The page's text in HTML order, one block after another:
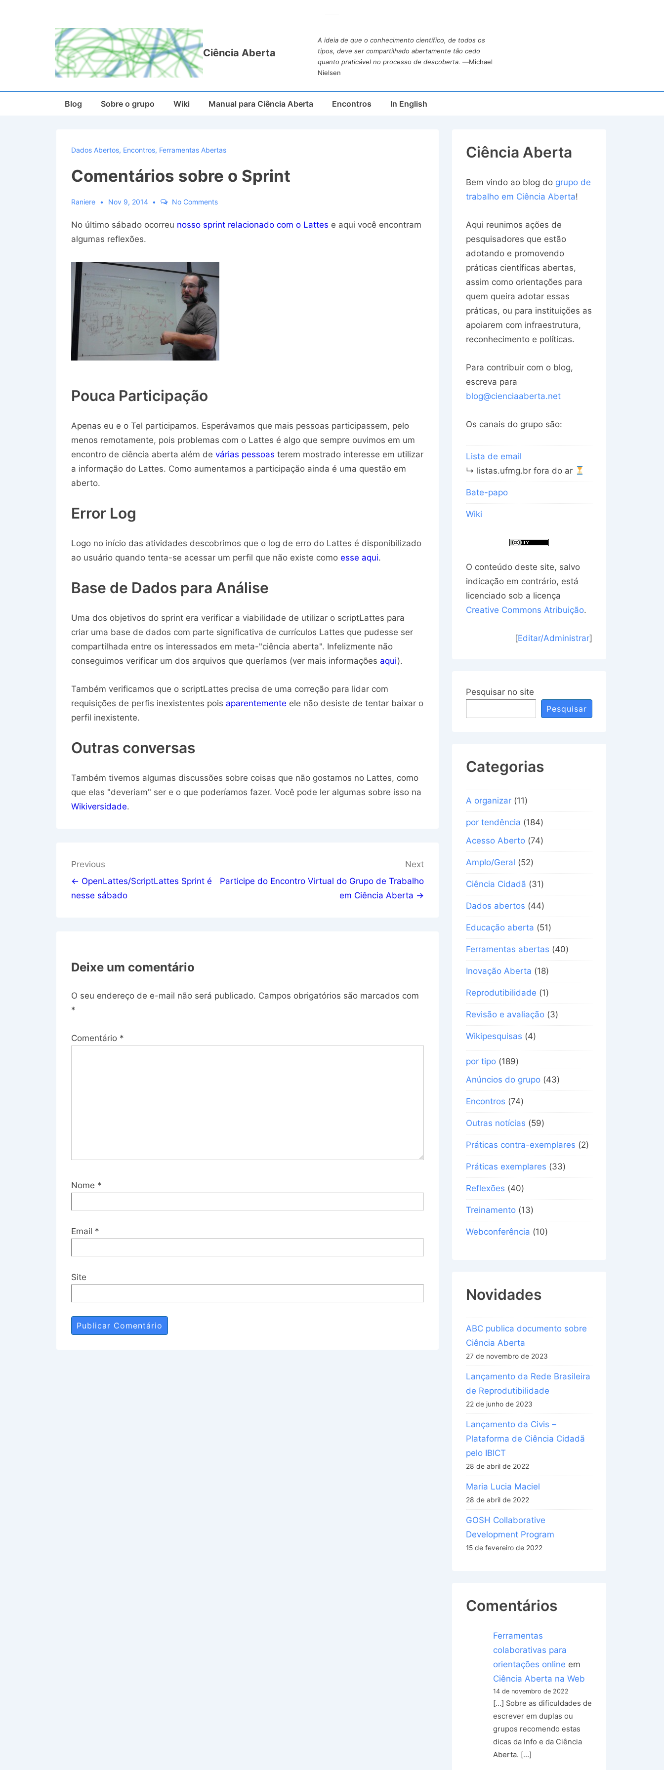
A ideia de que o conhecimento científico, de todos os
tipos, deve ser compartilhado abertamente tão cedo
quanto praticável no processo de descoberta. —Michael
Nielsen
Ciência Aberta
MainBlog Sobre o grupo Wiki Manual para Ciência Aberta Encontros In English
Dados Abertos, Encontros, Ferramentas Abertas
Comentários sobre o Sprint
Raniere Nov 9, 2014 No Comments
No último sábado ocorreu nosso sprint relacionado com o Lattes e aqui você encontram
algumas reflexões.
Pouca Participação
Apenas eu e o Tel participamos. Esperávamos que mais pessoas participassem, pelo
menos remotamente, pois problemas com o Lattes é algo que sempre ouvimos em um
encontro de ciência aberta além de várias pessoas terem mostrado interesse em utilizar
a informação do Lattes. Como aumentamos a participação ainda é uma questão em
aberto.
Error Log
Logo no início das atividades descobrimos que o log de erro do Lattes é disponibilizado
ao usuário quando tenta-se acessar um perfil que não existe como esse aqui.
Base de Dados para Análise
Uma dos objetivos do sprint era verificar a viabilidade de utilizar o scriptLattes para
criar uma base de dados com parte significativa de currículos Lattes que pudesse ser
compartilhada entre os interessados em meta-"ciência aberta". Infelizmente não
conseguimos verificar um dos arquivos que queríamos (ver mais informações aqui).
Também verificamos que o scriptLattes precisa de uma correção para lidar com
requisições de perfis inexistentes pois aparentemente ele não desiste de tentar baixar o
perfil inexistente.
Outras conversas
Também tivemos algumas discussões sobre coisas que não gostamos no Lattes, como
que elas "deveriam" ser e o que poderíamos fazer. Você pode ler algumas sobre isso na
Wikiversidade.
Navegação
de
Post
Previous
← OpenLattes/ScriptLattes Sprint é
nesse sábado
Next
Participe do Encontro Virtual do Grupo de Trabalho
em Ciência Aberta →
Deixe um comentário
O seu endereço de e-mail não será publicado. Campos obrigatórios são marcados com
*
Comentário *
Nome *
Email *
Site
Ciência Aberta
Bem vindo ao blog do grupo de
trabalho em Ciência Aberta!
Aqui reunimos ações de
pesquisadores que estão
adotando e promovendo
práticas científicas abertas,
assim como orientações para
quem queira adotar essas
práticas, ou para instituições as
apoiarem com infraestrutura,
reconhecimento e políticas.
Para contribuir com o blog,
escreva para
blog@cienciaaberta.net
Os canais do grupo são:
Lista de email
↳ listas.ufmg.br fora do ar
Bate-papo
Wiki
O conteúdo deste site, salvo
indicação em contrário, está
licenciado sob a licença
Creative Commons Atribuição.
[Editar/Administrar]
Pesquisar no site
Pesquisar
Categorias
A organizar (11)
por tendência (184)
Acesso Aberto (74)
Amplo/Geral (52)
Ciência Cidadã (31)
Dados abertos (44)
Educação aberta (51)
Ferramentas abertas (40)
Inovação Aberta (18)
Reprodutibilidade (1)
Revisão e avaliação (3)
Wikipesquisas (4)
por tipo (189)
Anúncios do grupo (43)
Encontros (74)
Outras notícias (59)
Práticas contra-exemplares (2)
Práticas exemplares (33)
Reflexões (40)
Treinamento (13)
Webconferência (10)
Novidades
ABC publica documento sobre
Ciência Aberta
27 de novembro de 2023
Lançamento da Rede Brasileira
de Reprodutibilidade
22 de junho de 2023
Lançamento da Civis –
Plataforma de Ciência Cidadã
pelo IBICT
28 de abril de 2022
Maria Lucia Maciel
28 de abril de 2022
GOSH Collaborative
Development Program
15 de fevereiro de 2022
Comentários
Ferramentas
colaborativas para
orientações online em
Ciência Aberta na Web
14 de novembro de 2022
[…] Sobre as dificuldades de
escrever em duplas ou
grupos recomendo estas
dicas da Info e da Ciência
Aberta. […]